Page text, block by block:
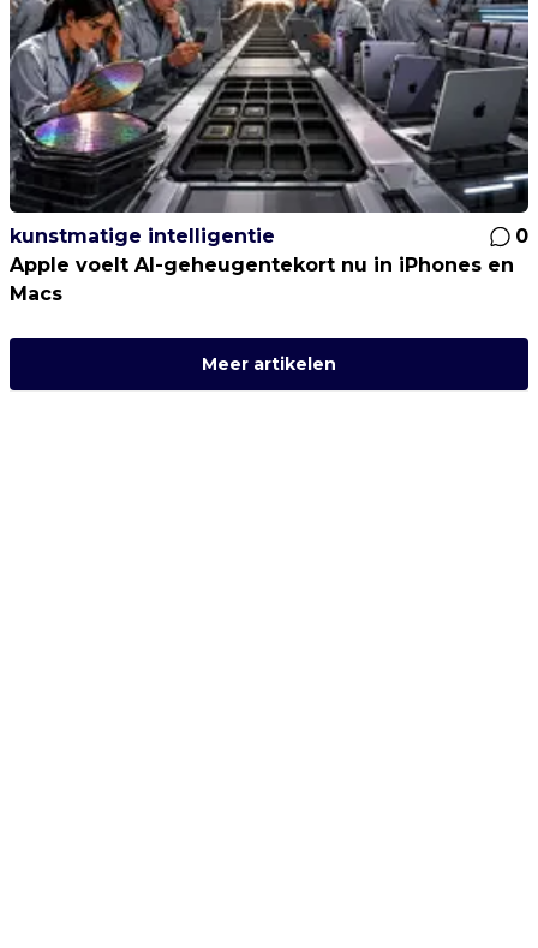
kunstmatige intelligentie
0
Apple voelt AI-geheugentekort nu in iPhones en
Macs
Meer artikelen